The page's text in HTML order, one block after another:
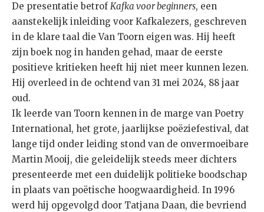
De presentatie betrof Kafka voor beginners, een
aanstekelijk inleiding voor Kafkalezers, geschreven
in de klare taal die Van Toorn eigen was. Hij heeft
zijn boek nog in handen gehad, maar de eerste
positieve kritieken heeft hij niet meer kunnen lezen.
Hij overleed in de ochtend van 31 mei 2024, 88 jaar
oud.
Ik leerde van Toorn kennen in de marge van Poetry
International, het grote, jaarlijkse poëziefestival, dat
lange tijd onder leiding stond van de onvermoeibare
Martin Mooij, die geleidelijk steeds meer dichters
presenteerde met een duidelijk politieke boodschap
in plaats van poëtische hoogwaardigheid. In 1996
werd hij opgevolgd door Tatjana Daan, die bevriend